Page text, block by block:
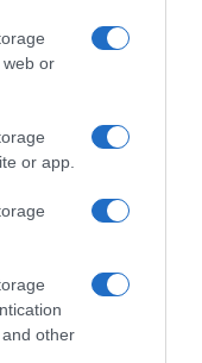
web or
or app.
other